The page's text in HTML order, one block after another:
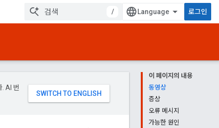
/ 로그인
이 페이지의 내용
동영상
증상
오류 메시지
가능한 원인
AI 번